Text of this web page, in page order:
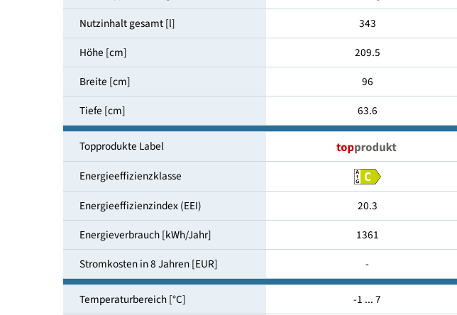
Gerätetyp Verkaufsgeräte
Nutzinhalt gesamt [l]
Höhe [cm] 209.5
Breite [cm]
96
Tiefe [cm]
63.6
Topprodukte Label
Energieeffizienzklasse
Energieeffizienzindex (EEI)
Energieverbrauch [kWh/Jahr]